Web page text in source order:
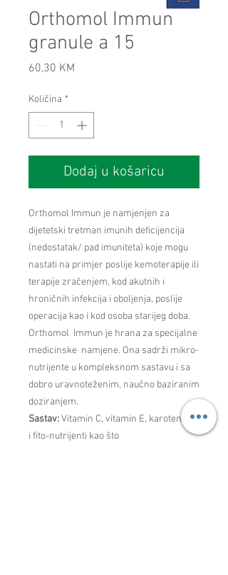
Orthomol Immun
granule a 15
60,30 KM
Količina *
Dodaj u košaricu
Orthomol Immun je namjenjen za
dijetetski tretman imunih deficijencija
(nedostatak/ pad imuniteta) koje mogu
nastati na primjer poslije kemoterapije ili
terapije zračenjem, kod akutnih i
hroničnih infekcija i oboljenja, poslije
operacija kao i kod osoba starijeg doba.
Orthomol Immun je hrana za specijalne
medicinske namjene. Ona sadrži mikro-
nutrijente u kompleksnom sastavu i sa
dobro uravnoteženim, naučno baziranim
doziranjem.
Sastav:Vitamin C, vitamin E, karotenoidi
i fito-nutrijenti kao što